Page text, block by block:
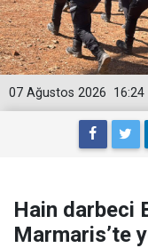
16:24
07 Ağustos 2026
Hain darbeci
Marmaris’te